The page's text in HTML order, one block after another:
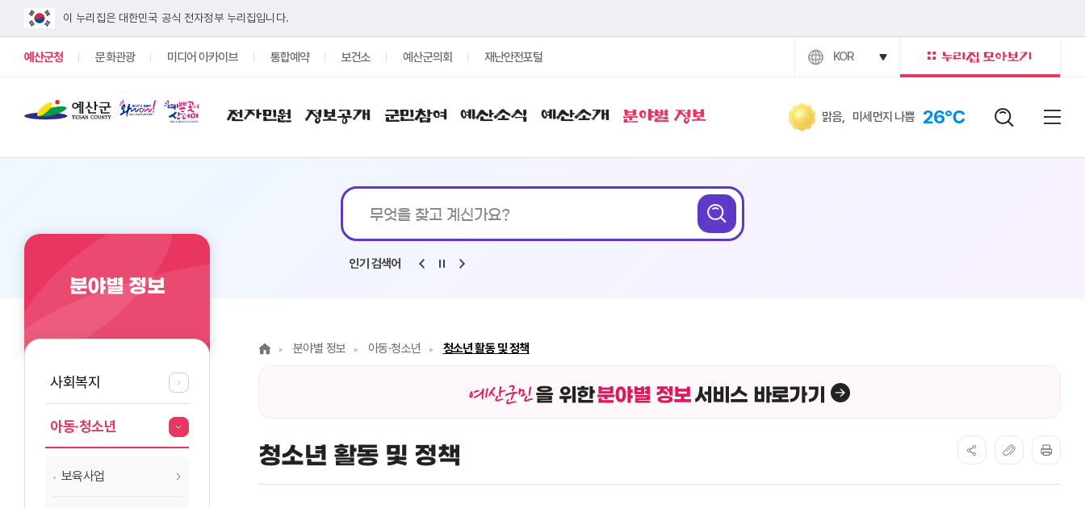
이 누리집은 대한민국 공식 전자정부 누리집입니다.
예산군청 문화관광 미디어 아카이브 통합예약 보건소 예산군의회 재난안전포털 KOR
맑음, 미세먼지 나쁨 26℃
검색어
전자민원 정보공개 군민참여 예산소식 예산소개 분야별 정보
통합검색
계신가요?
검색
인기 검색어
분야별 정보
사회복지
아동·청소년
보육사업
분야별 정보 아동·청소년 청소년 활동 및 정책
을 위한분야별 정보 서비스 바로가기
청소년 활동 및 정책